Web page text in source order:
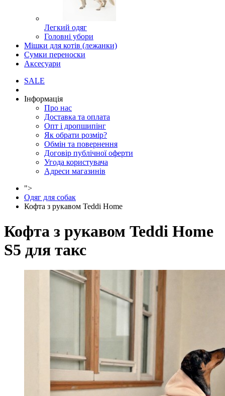
Легкий одяг
Головні убори
Мішки для котів (лежанки)
Сумки переноски
Аксесуари
SALE
Інформація
Про нас
Доставка та оплата
Опт і дропшипінг
Як обрати розмір?
Обмін та повернення
Договір публічної оферти
Угода користувача
Адреси магазинів
">
Одяг для собак
Кофта з рукавом Teddi Home
Кофта з рукавом Teddi Home
S5 для такс